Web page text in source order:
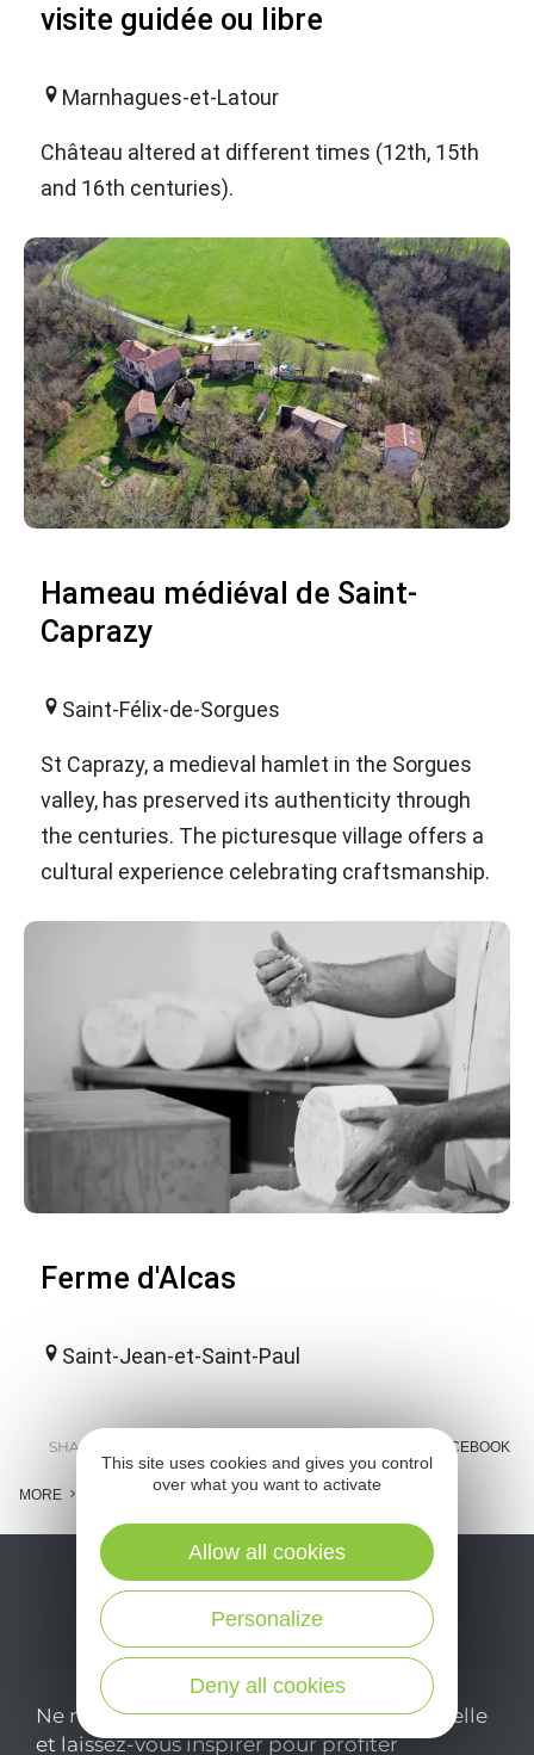
visite guidée ou libre
Marnhagues-et-Latour
Château altered at different times (12th, 15th
and 16th centuries).
Hameau médiéval de Saint-
Caprazy
Saint-Félix-de-Sorgues
St Caprazy, a medieval hamlet in the Sorgues
valley, has preserved its authenticity through
the centuries. The picturesque village offers a
cultural experience celebrating craftsmanship.
Ferme d'Alcas
Saint-Jean-et-Saint-Paul
SHARE : FACEBOOK
MORE
Ne manquez pas notre newsletter mensuelle
et laissez-vous inspirer pour profiter
This site uses cookies and gives you control
over what you want to activate
Deny all cookies
Personalize
Allow all cookies